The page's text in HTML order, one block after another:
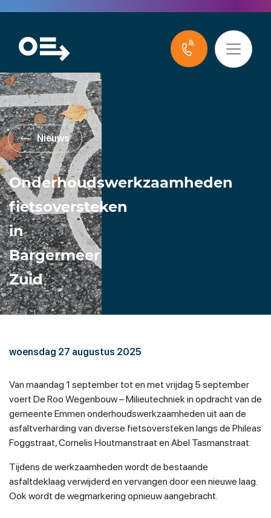
Nieuws
Onderhoudswerkzaamheden
fietsoversteken
in
Bargermeer
Zuid
woensdag 27 augustus 2025
Van maandag 1 september tot en met vrijdag 5 september
voert De Roo Wegenbouw – Milieutechniek in opdracht van de
gemeente Emmen onderhoudswerkzaamheden uit aan de
asfaltverharding van diverse fietsoversteken langs de Phileas
Foggstraat, Cornelis Houtmanstraat en Abel Tasmanstraat.
Tijdens de werkzaamheden wordt de bestaande
asfaltdeklaag verwijderd en vervangen door een nieuwe laag.
Ook wordt de wegmarkering opnieuw aangebracht.